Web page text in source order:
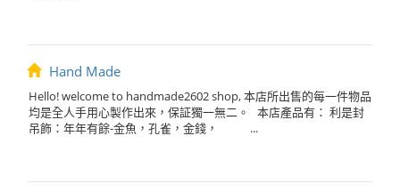
Hand Made
Hello! welcome to handmade2602 shop, 本店所出售的每一件物品
均是全人手用心製作出來，保証獨一無二。 本店產品有： 利是封
吊飾：年年有餘-金魚，孔雀，金錢， ...